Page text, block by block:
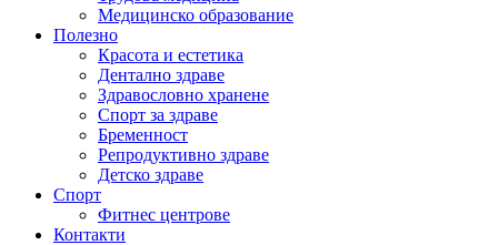
Медицинско образование
Полезно
Красота и естетика
Дентално здраве
Здравословно хранене
Спорт за здраве
Бременност
Репродуктивно здраве
Детско здраве
Спорт
Фитнес центрове
Контакти